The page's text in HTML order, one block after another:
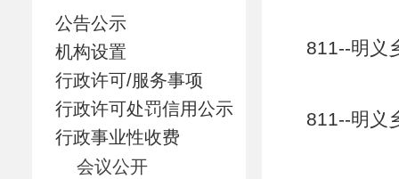
公告公示
机构设置
行政许可/服务事项
行政许可处罚信用公示
行政事业性收费
会议公开
811--明义
811--明义